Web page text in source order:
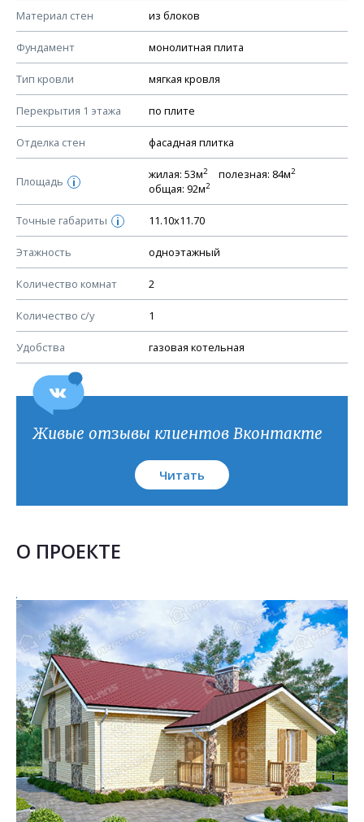
Материал стен из блоков
Фундамент монолитная плита
Тип кровли мягкая кровля
Перекрытия 1 этажа по плите
Отделка стен фасадная плитка
Площадь i
жилая: 53м2 полезная: 84м2
общая: 92м2
Точные габариты i 11.10х11.70
Этажность одноэтажный
Количество комнат 2
Количество с/у 1
Удобства газовая котельная
КОНСТРУКТИВНЫЕ РЕШЕНИЯ (КР)
Ведомость рабочих чертежей основного комплекта КР
План фундамента
Устройство фундамента, спецификация материалов
Планы перекрытий этажей, спецификация элементов
Устройство перекрытий
Устройство стен
Спецификация материалов стен
Схема расположения лаг чердака (если есть)
Схема расположения элементов стропил
Спецификация элементов стропил
Устройство стропильной системы
Узлы устройства кровли
План кровли
Живые отзывы клиентов Вконтакте
Читать
О ПРОЕКТЕ